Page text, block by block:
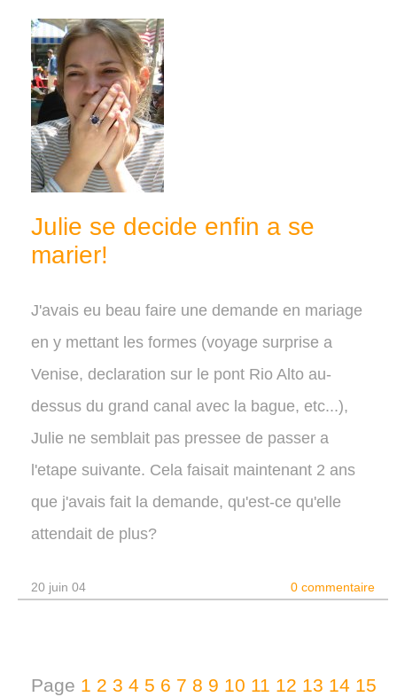
Julie se decide enfin a se
marier!
J'avais eu beau faire une demande en mariage
en y mettant les formes (voyage surprise a
Venise, declaration sur le pont Rio Alto au-
dessus du grand canal avec la bague, etc...),
Julie ne semblait pas pressee de passer a
l'etape suivante. Cela faisait maintenant 2 ans
que j'avais fait la demande, qu'est-ce qu'elle
attendait de plus?
20 juin 04 0 commentaire
Page 1 2 3 4 5 6 7 8 9 10 11 12 13 14 15